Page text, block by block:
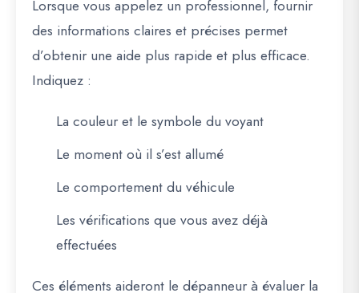
Lorsque vous appelez un professionnel, fournir
des informations claires et précises permet
d’obtenir une aide plus rapide et plus efficace.
Indiquez :
La couleur et le symbole du voyant
Le moment où il s’est allumé
Le comportement du véhicule
Les vérifications que vous avez déjà
effectuées
Ces éléments aideront le dépanneur à évaluer la